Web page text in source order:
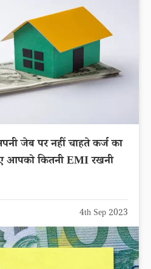
जेब पर नहीं चाहते कर्ज का
आपको कितनी EMI रखनी
4th Sep 2023